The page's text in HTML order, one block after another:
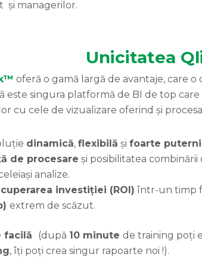
și managerilor.
Unicitatea
oferă o gamă largă de avantaje, care
este singura platformă de BI de top
cu cele de vizualizare oferind și
dinamică, flexibilă și foarte
de procesare și posibilitatea combinării
analize.
investiției (ROI) într-un timp
extrem de scăzut.
facilă (după 10 minute de training poți
, îți poți crea singur rapoarte noi !).